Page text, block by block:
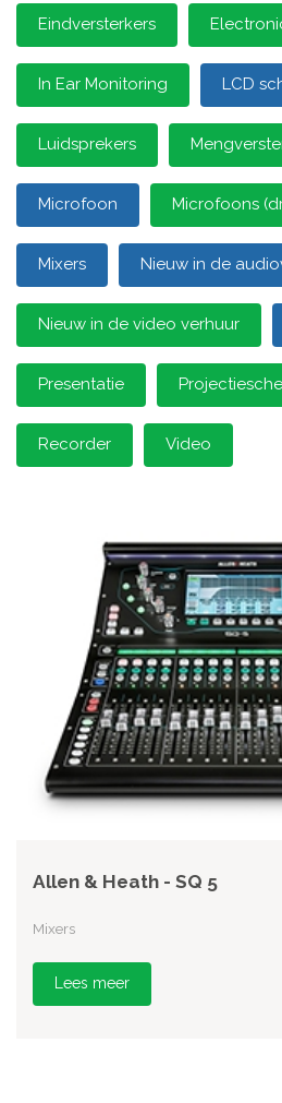
Eindversterkers
In Ear Monitoring LCD
Luidsprekers
Microfoon Microfoons
Mixers Nieuw in de
Nieuw in de video verhuur
Presentatie
Recorder Video
Allen & Heath - SQ 5
Mixers
Lees meer